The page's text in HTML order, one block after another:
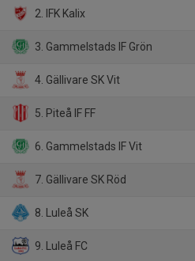
2. IFK Kalix
3. Gammelstads IF Grön
4. Gällivare SK Vit
5. Piteå IF FF
6. Gammelstads IF Vit
7. Gällivare SK Röd
8. Luleå SK
9. Luleå FC